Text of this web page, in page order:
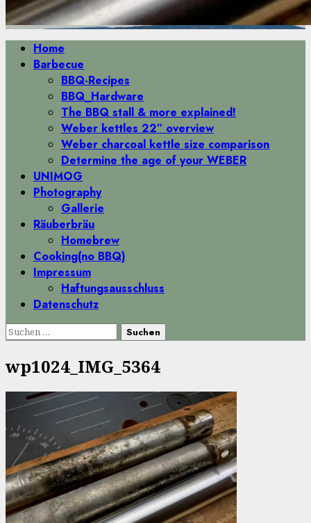
Primäres
Menü
Home
Barbecue
BBQ-Recipes
BBQ_Hardware
The BBQ stall & more explained!
Weber kettles 22″ overview
Weber charcoal kettle size comparison
Determine the age of your WEBER
UNIMOG
Photography
Gallerie
Räuberbräu
Homebrew
Cooking(no BBQ)
Impressum
Haftungsausschluss
Datenschutz
Suchen
wp1024_IMG_5364